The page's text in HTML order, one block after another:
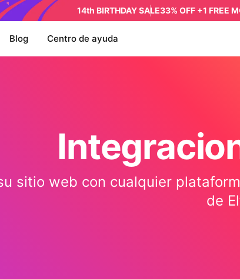
14th BIRTHDAY SALE33% OFF +1 FREE
Blog Centro de ayuda
sitio web con cualquier
de